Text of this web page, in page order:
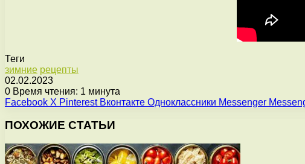
Теги
зимние рецепты
02.02.2023
0 Время чтения: 1 минута
Facebook X Pinterest Вконтакте Одноклассники Messenger
ПОХОЖИЕ СТАТЬИ